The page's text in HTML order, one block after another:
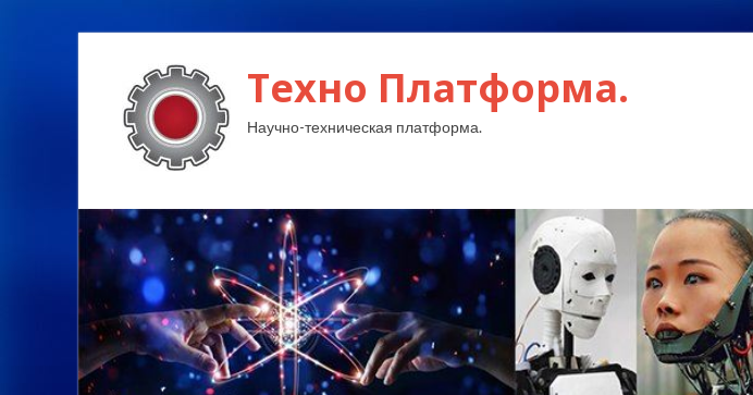
Техно Платформа.
Научно-техническая платформа.